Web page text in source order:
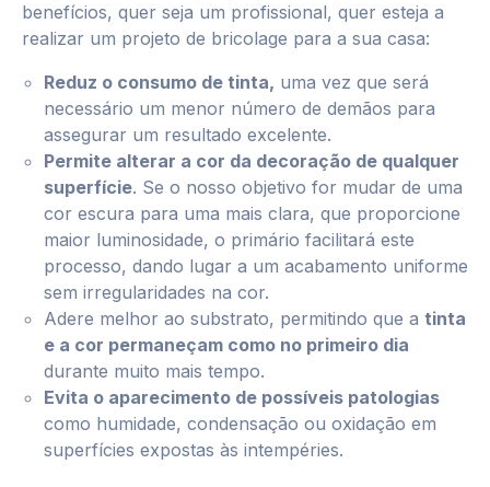
benefícios, quer seja um profissional, quer esteja a
realizar um projeto de bricolage para a sua casa:
Reduz o consumo de tinta, uma vez que será
necessário um menor número de demãos para
assegurar um resultado excelente.
Permite alterar a cor da decoração de qualquer
superfície. Se o nosso objetivo for mudar de uma
cor escura para uma mais clara, que proporcione
maior luminosidade, o primário facilitará este
processo, dando lugar a um acabamento uniforme
sem irregularidades na cor.
Adere melhor ao substrato, permitindo que a tinta
e a cor permaneçam como no primeiro dia
durante muito mais tempo.
Evita o aparecimento de possíveis patologias
como humidade, condensação ou oxidação em
superfícies expostas às intempéries.